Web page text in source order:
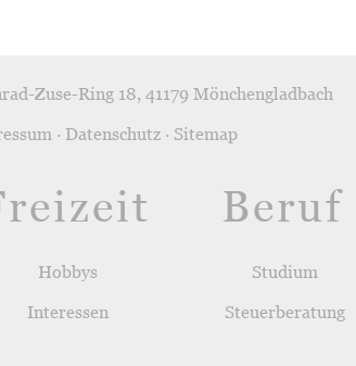
Zuse-Ring 18, 41179 Mönchengladbach
· Datenschutz · Sitemap
Hobbys
Interessen
Beruf
Studium
Steuerberatung